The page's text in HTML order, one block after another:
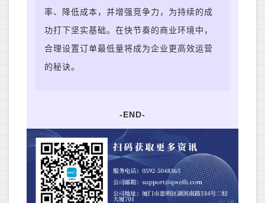
率、降低成本，并增强竞争力，为持续的成
功打下坚实基础。在快节奏的商业环境中，
合理设置订单最低量将成为企业更高效运营
的秘诀。
-END-